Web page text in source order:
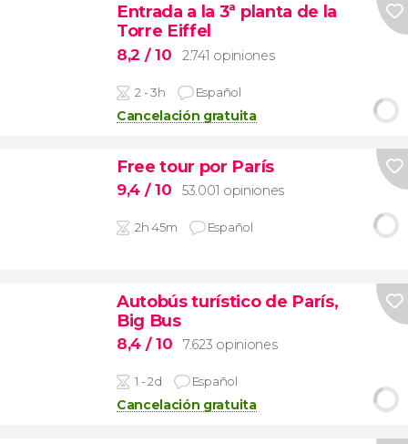
Entrada a la 3ª planta de la
Torre Eiffel
8,2 / 10 2.741 opiniones
2 - 3h Español
Cancelación gratuita
Free tour por París
9,4 / 10 53.001 opiniones
2h 45m Español
Autobús turístico de París,
Big Bus
8,4 / 10 7.623 opiniones
1 - 2d Español
Cancelación gratuita